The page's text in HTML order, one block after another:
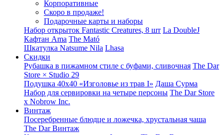
Корпоративные
Скоро в продаже!
Подарочные карты и наборы
Набор открыток Fantastic Creatures, 8 шт La DoubleJ
Кафтан Ama The Mató
Шкатулка Natsume Nila Lhasa
Скидки
Рубашка в пижамном стиле с буфами, сливочная The Dar
Store × Studio 29
Подушка 40x40 «Изголовье из трав I» Даша Сурма
Набор для сервировки на четыре персоны The Dar Store
х Nobrow Inc.
Винтаж
Посеребренные блюдце и ложечка, хрустальная чаша
The Dar Винтаж